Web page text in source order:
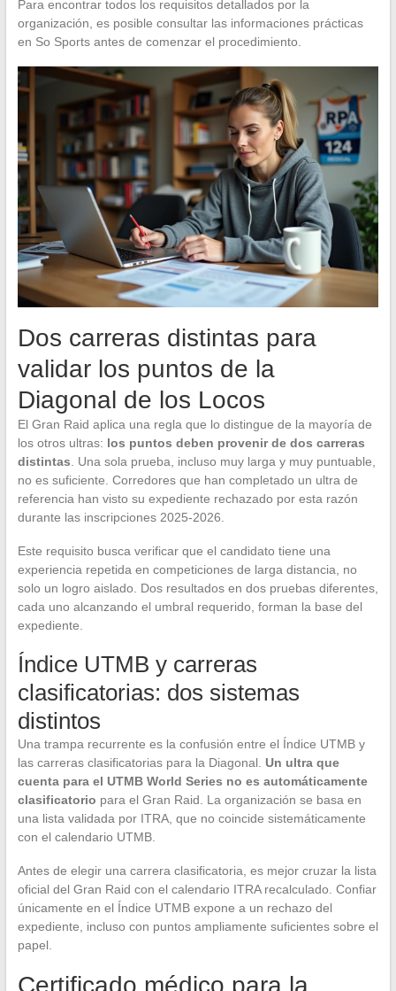
Para encontrar todos los requisitos detallados por la
organización, es posible consultar las informaciones prácticas
en So Sports antes de comenzar el procedimiento.
Dos carreras distintas para
validar los puntos de la
Diagonal de los Locos
El Gran Raid aplica una regla que lo distingue de la mayoría de
los otros ultras: los puntos deben provenir de dos carreras
distintas . Una sola prueba, incluso muy larga y muy puntuable,
no es suficiente. Corredores que han completado un ultra de
referencia han visto su expediente rechazado por esta razón
durante las inscripciones 2025-2026.
Este requisito busca verificar que el candidato tiene una
experiencia repetida en competiciones de larga distancia, no
solo un logro aislado. Dos resultados en dos pruebas diferentes,
cada uno alcanzando el umbral requerido, forman la base del
expediente.
Índice UTMB y carreras
clasificatorias: dos sistemas
distintos
Una trampa recurrente es la confusión entre el Índice UTMB y
las carreras clasificatorias para la Diagonal. Un ultra que
cuenta para el UTMB World Series no es automáticamente
clasificatorio para el Gran Raid. La organización se basa en
una lista validada por ITRA, que no coincide sistemáticamente
con el calendario UTMB.
Antes de elegir una carrera clasificatoria, es mejor cruzar la lista
oficial del Gran Raid con el calendario ITRA recalculado. Confiar
únicamente en el Índice UTMB expone a un rechazo del
expediente, incluso con puntos ampliamente suficientes sobre el
papel.
Certificado médico para la